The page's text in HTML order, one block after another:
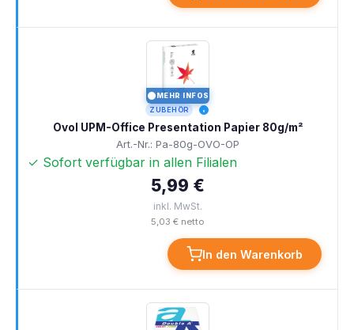
MEHR INFOS
ZUBEHÖR
Ovol UPM-Office Presentation Papier 80g/m²
Art.-Nr.: Pa-80g-OVO-OP
✓ Sofort verfügbar in allen Filialen
5,99 €
inkl. MwSt.
5,03 € netto
In den Warenkorb